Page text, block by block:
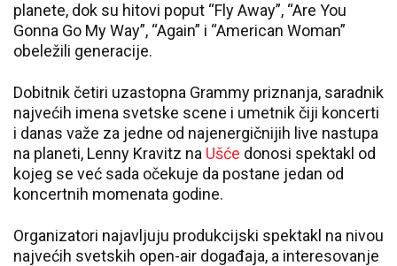
planete, dok su hitovi poput “Fly Away”, “Are You
Gonna Go My Way”, “Again” i “American Woman”
obeležili generacije.
Dobitnik četiri uzastopna Grammy priznanja, saradnik
najvećih imena svetske scene i umetnik čiji koncerti
i danas važe za jedne od najenergičnijih live nastupa
na planeti, Lenny Kravitz na Ušće donosi spektakl od
kojeg se već sada očekuje da postane jedan od
koncertnih momenata godine.
Organizatori najavljuju produkcijski spektakl na nivou
najvećih svetskih open-air događaja, a interesovanje